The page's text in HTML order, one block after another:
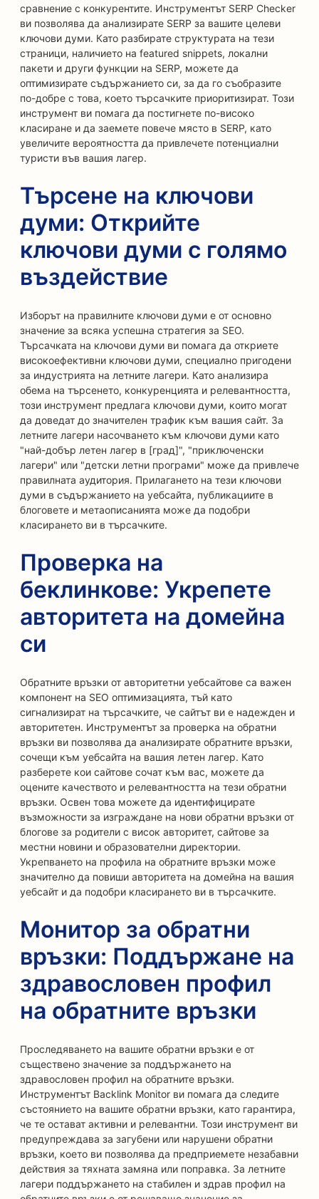
сравнение с конкурентите. Инструментът SERP Checker
ви позволява да анализирате SERP за вашите целеви
ключови думи. Като разбирате структурата на тези
страници, наличието на featured snippets, локални
пакети и други функции на SERP, можете да
оптимизирате съдържанието си, за да го съобразите
по-добре с това, което търсачките приоритизират. Този
инструмент ви помага да постигнете по-високо
класиране и да заемете повече място в SERP, като
увеличите вероятността да привлечете потенциални
туристи във вашия лагер.
Търсене на ключови
думи: Открийте
ключови думи с голямо
въздействие
Изборът на правилните ключови думи е от основно
значение за всяка успешна стратегия за SEO.
Търсачката на ключови думи ви помага да откриете
високоефективни ключови думи, специално пригодени
за индустрията на летните лагери. Като анализира
обема на търсенето, конкуренцията и релевантността,
този инструмент предлага ключови думи, които могат
да доведат до значителен трафик към вашия сайт. За
летните лагери насочването към ключови думи като
"най-добър летен лагер в [град]", "приключенски
лагери" или "детски летни програми" може да привлече
правилната аудитория. Прилагането на тези ключови
думи в съдържанието на уебсайта, публикациите в
блоговете и метаописанията може да подобри
класирането ви в търсачките.
Проверка на
беклинкове: Укрепете
авторитета на домейна
си
Обратните връзки от авторитетни уебсайтове са важен
компонент на SEO оптимизацията, тъй като
сигнализират на търсачките, че сайтът ви е надежден и
авторитетен. Инструментът за проверка на обратни
връзки ви позволява да анализирате обратните връзки,
сочещи към уебсайта на вашия летен лагер. Като
разберете кои сайтове сочат към вас, можете да
оцените качеството и релевантността на тези обратни
връзки. Освен това можете да идентифицирате
възможности за изграждане на нови обратни връзки от
блогове за родители с висок авторитет, сайтове за
местни новини и образователни директории.
Укрепването на профила на обратните връзки може
значително да повиши авторитета на домейна на вашия
уебсайт и да подобри класирането ви в търсачките.
Монитор за обратни
връзки: Поддържане на
здравословен профил
на обратните връзки
Проследяването на вашите обратни връзки е от
съществено значение за поддържането на
здравословен профил на обратните връзки.
Инструментът Backlink Monitor ви помага да следите
състоянието на вашите обратни връзки, като гарантира,
че те остават активни и релевантни. Този инструмент ви
предупреждава за загубени или нарушени обратни
връзки, което ви позволява да предприемете незабавни
действия за тяхната замяна или поправка. За летните
лагери поддържането на стабилен и здрав профил на